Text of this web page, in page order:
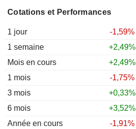
Cotations et Performances
1 jour
-1,59%
1 semaine
+2,49%
Mois en cours
+2,49%
1 mois
-1,75%
3 mois
+0,33%
6 mois
+3,52%
Année en cours
-1,91%